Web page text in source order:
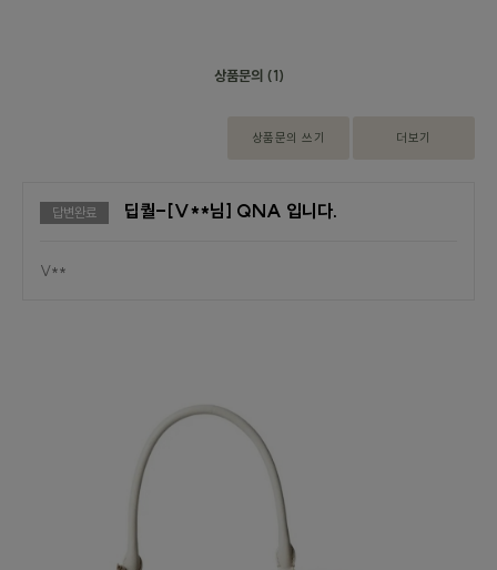
상품문의 (1)
상품문의 쓰기 더보기
답변완료 딥퀄-[V**님] QNA 입니다.
V**